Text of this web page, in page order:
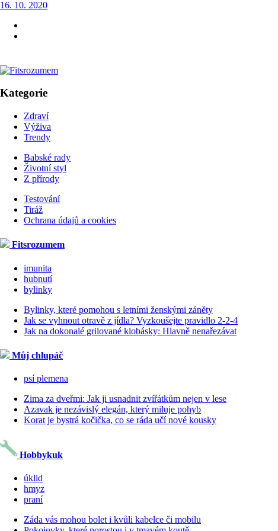
16. 10. 2020
Kategorie
Zdraví
Výživa
Trendy
Babské rady
Životní styl
Z přírody
Testování
Tiráž
Ochrana údajů a cookies
Fitsrozumem
imunita
hubnutí
bylinky
Bylinky, které pomohou s letními ženskými záněty
Jak se vyhnout otravě z jídla? Vyzkoušejte pravidlo 2-2-4
Jak na dokonalé grilované klobásky: Hlavně nenařezávat
Můj chlupáč
psí plemena
Zima za dveřmi: Jak ji usnadnit zvířátkům nejen v lese
Azavak je nezávislý elegán, který miluje pohyb
Korat je bystrá kočička, co se ráda učí nové kousky
Hobbykuk
úklid
hmyz
praní
Záda vás mohou bolet i kvůli kabelce či mobilu